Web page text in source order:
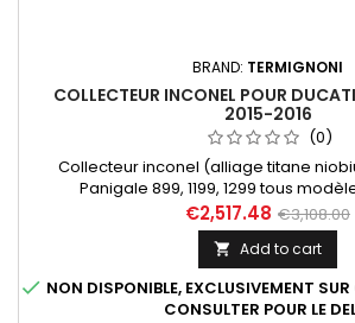
BRAND: TERMIGNONI
COLLECTEUR INCONEL POUR
2015-2016
(0)
Collecteur inconel (alliage titane
Panigale 899, 1199, 1299 tous
! COLLECTEUR SEUL, LES SILENCIEUX NE
€2,517.48 €3,108.00
 Add to cart
 NON DISPONIBLE, EXCLUSIVEMENT
CONSULTER POUR LE